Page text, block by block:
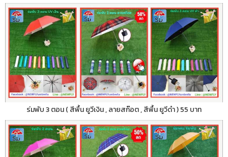
ร่มพับ 3 ตอน ( สีพื้น ยูวีเงิน , ลายสก๊อต , สีพื้น ยูวีดำ ) 55 บาท